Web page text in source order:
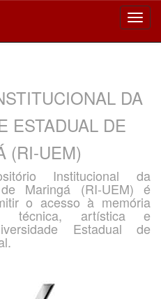
DA
ESTADUAL DE
(RI-UEM)
Institucional da
Maringá (RI-UEM) é
o acesso à memória
técnica, artística e
Estadual de